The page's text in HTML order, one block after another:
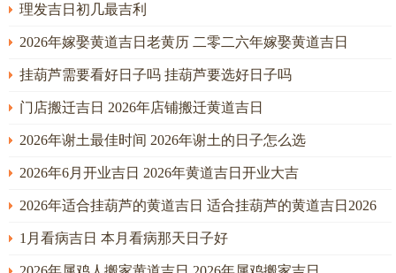
寅月吉日有：初四乙巳日。主木火通明，仪式感强；初九庚
水库，水火有库可藏，主安稳；廿一壬戌日，水火皆入墓
库，主藏风聚气；廿六丁卯日，丁火与卯木，虽有卯午之
破，然得月令寅木帮身，若时辰上配以水星，则破中藏合，
到了三月即壬辰月辰为水库。亦是湿土，可晦火养金；此月
理发吉日初几最吉利
2026年嫁娶黄道吉日老黄历 二零二六年嫁娶黄道吉日
挂葫芦需要看好日子吗 挂葫芦要选好日子吗
门店搬迁吉日 2026年店铺搬迁黄道吉日
2026年谢土最佳时间 2026年谢土的日子怎么选
2026年6月开业吉日 2026年黄道吉日开业大吉
2026年适合挂葫芦的黄道吉日 适合挂葫芦的黄道吉日2026
1月看病吉日 本月看病那天日子好